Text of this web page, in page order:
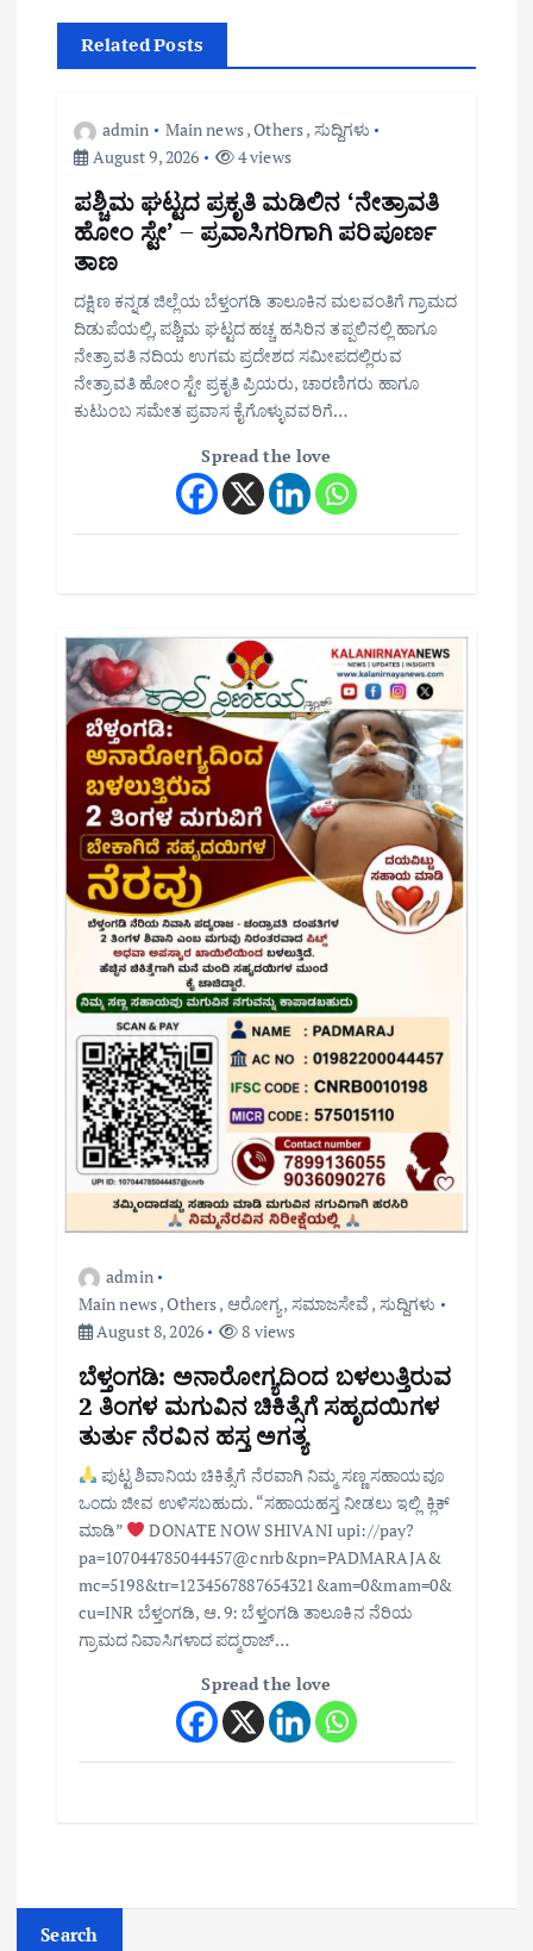
o
n
Related Posts
admin Main news,Others, ಸುದ್ದಿಗಳು
August 9, 2026
4 views
ಪಶ್ಚಿಮ ಘಟ್ಟದ ಪ್ರಕೃತಿ ಮಡಿಲಿನ ‘ನೇತ್ರಾವತಿ
ಹೋಂ ಸ್ಟೇ’ – ಪ್ರವಾಸಿಗರಿಗಾಗಿ ಪರಿಪೂರ್ಣ
ತಾಣ
ದಕ್ಷಿಣ ಕನ್ನಡ ಜಿಲ್ಲೆಯ ಬೆಳ್ತಂಗಡಿ ತಾಲೂಕಿನ ಮಲವಂತಿಗೆ ಗ್ರಾಮದ
ದಿಡುಪೆಯಲ್ಲಿ, ಪಶ್ಚಿಮ ಘಟ್ಟದ ಹಚ್ಚ ಹಸಿರಿನ ತಪ್ಪಲಿನಲ್ಲಿ ಹಾಗೂ
ನೇತ್ರಾವತಿ ನದಿಯ ಉಗಮ ಪ್ರದೇಶದ ಸಮೀಪದಲ್ಲಿರುವ
ನೇತ್ರಾವತಿ ಹೋಂ ಸ್ಟೇ ಪ್ರಕೃತಿ ಪ್ರಿಯರು, ಚಾರಣಿಗರು ಹಾಗೂ
ಕುಟುಂಬ ಸಮೇತ ಪ್ರವಾಸ ಕೈಗೊಳ್ಳುವವರಿಗೆ…
Spread the love
admin
Main news,Others, ಆರೋಗ್ಯ, ಸಮಾಜಸೇವೆ , ಸುದ್ದಿಗಳು
August 8, 2026
8 views
ಬೆಳ್ತಂಗಡಿ: ಅನಾರೋಗ್ಯದಿಂದ ಬಳಲುತ್ತಿರುವ
2 ತಿಂಗಳ ಮಗುವಿನ ಚಿಕಿತ್ಸೆಗೆ ಸಹೃದಯಿಗಳ
ತುರ್ತು ನೆರವಿನ ಹಸ್ತ ಅಗತ್ಯ
ಪುಟ್ಟ ಶಿವಾನಿಯ ಚಿಕಿತ್ಸೆಗೆ ನೆರವಾಗಿ ನಿಮ್ಮ ಸಣ್ಣ ಸಹಾಯವೂ
ಒಂದು ಜೀವ ಉಳಿಸಬಹುದು. “ಸಹಾಯಹಸ್ತ ನೀಡಲು ಇಲ್ಲಿ ಕ್ಲಿಕ್
ಮಾಡಿ”
DONATE NOW SHIVANI upi://pay?
pa=107044785044457@cnrb&pn=PADMARAJA&
mc=5198&tr=1234567887654321&am=0&mam=0&
cu=INR ಬೆಳ್ತಂಗಡಿ, ಆ. 9: ಬೆಳ್ತಂಗಡಿ ತಾಲೂಕಿನ ನೆರಿಯ
ಗ್ರಾಮದ ನಿವಾಸಿಗಳಾದ ಪದ್ಮರಾಜ್…
Spread the love
Search